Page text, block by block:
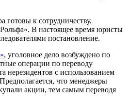
готовы к сотрудничеству,
В настоящее время юристы
постановление.
, уголовное дело возбуждено по
операции по переводу
нерезидентов с использованием
что менеджеры
акции, тем самым переводя